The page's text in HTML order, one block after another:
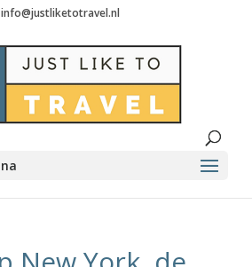
info@justliketotravel.nl